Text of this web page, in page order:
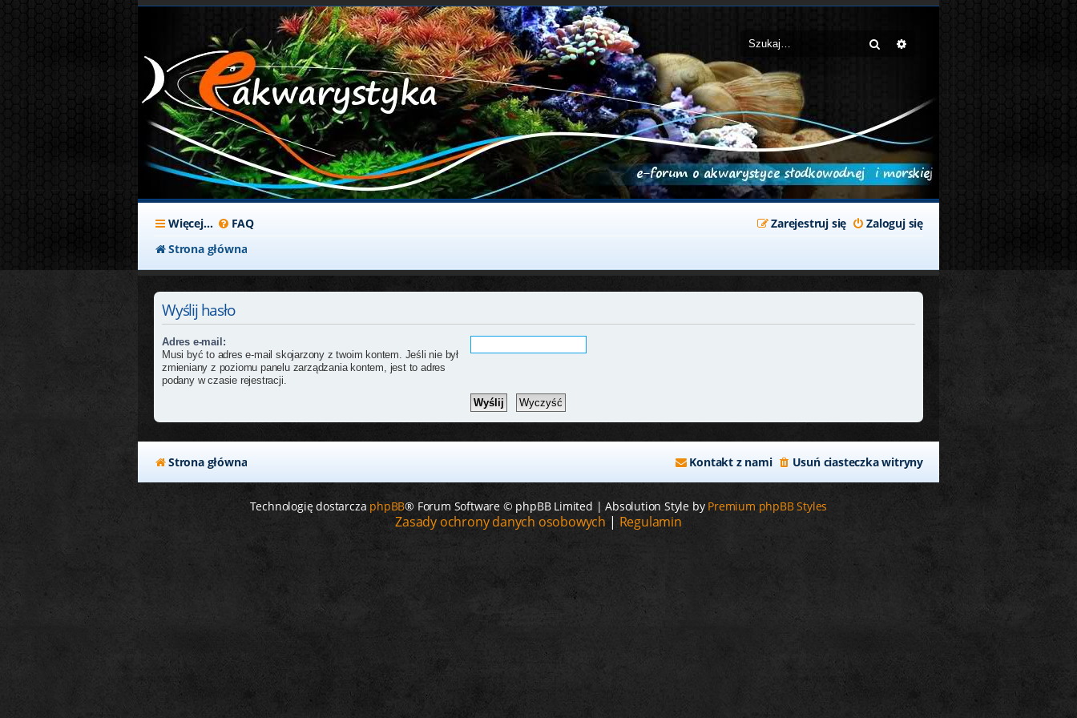
Szukaj
Więcej… FAQ Zaloguj się
Zarejestruj się
Strona główna
Wyślij hasło
Adres e-mail:
Musi być to adres e-mail skojarzony z twoim kontem. Jeśli nie był
zmieniany z poziomu panelu zarządzania kontem, jest to adres
podany w czasie rejestracji.
Strona główna Usuń ciasteczka witryny
Kontakt z nami
Technologię dostarcza phpBB® Forum Software © phpBB Limited | Absolution Style by Premium phpBB Styles
Zasady ochrony danych osobowych | Regulamin